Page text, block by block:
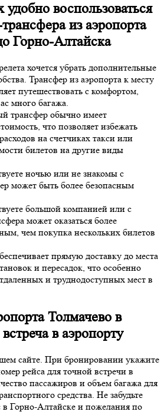
воспользоваться
из аэропорта
Горно-Алтайска
хочется убрать дополнительные
Трансфер из аэропорта к месту
путешествовать с комфортом,
много багажа.
трансфер обычно имеет
что позволяет избежать
на счетчиках такси или
билетов на другие виды
ночью или не знакомы с
может быть более безопасным
большой компанией или с
может оказаться более
чем покупка нескольких билетов
прямую доставку до места
и пересадок, что особенно
и труднодоступных мест в
Толмачево в
в аэропорту
сайте. При бронировании укажите
рейса для точной встречи в
пассажиров и объем багажа для
средства. Не забудьте
в Горно-Алтайске и пожелания по